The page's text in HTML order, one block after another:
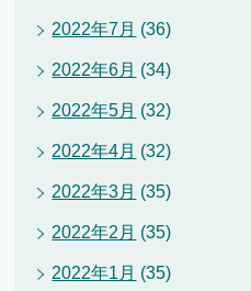
2022年7月 (36)
2022年6月 (34)
2022年5月 (32)
2022年4月 (32)
2022年3月 (35)
2022年2月 (35)
2022年1月 (35)